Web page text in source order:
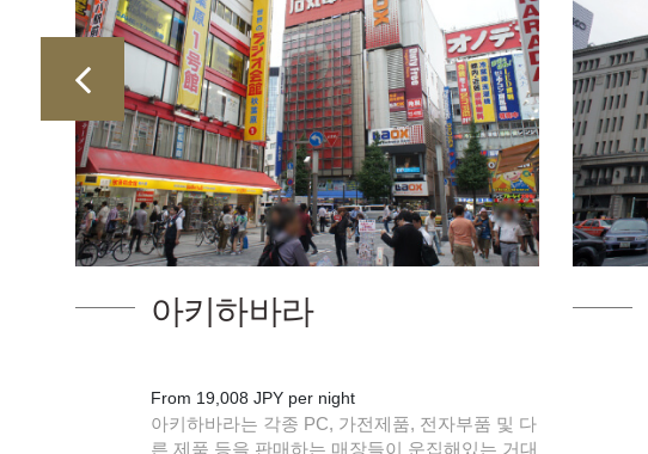
아키하바라
From 19,008 JPY per night
아키하바라는 각종 PC, 가전제품, 전자부품 및 다
른 제품 등을 판매하는 매장들이 운집해있는 거대